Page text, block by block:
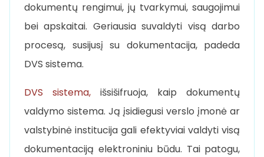
dokumentų rengimui, jų tvarkymui, saugojimui
bei apskaitai. Geriausia suvaldyti visą darbo
procesą, susijusį su dokumentacija, padeda
DVS sistema.
DVS sistema, išsišifruoja, kaip dokumentų
valdymo sistema. Ją įsidiegusi verslo įmonė ar
valstybinė institucija gali efektyviai valdyti visą
dokumentaciją elektroniniu būdu. Tai patogu,